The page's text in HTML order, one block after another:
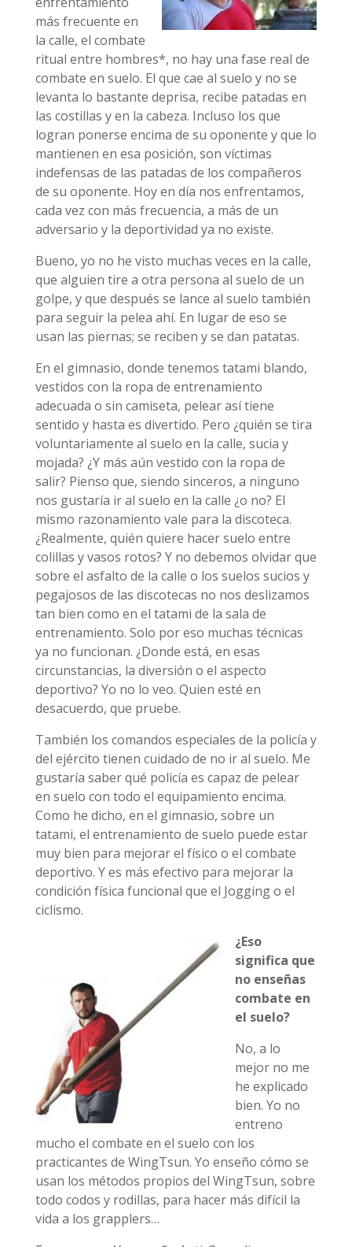
más frecuente en
la calle, el combate
ritual entre hombres*, no hay una fase real de
combate en suelo. El que cae al suelo y no se
levanta lo bastante deprisa, recibe patadas en
las costillas y en la cabeza. Incluso los que
logran ponerse encima de su oponente y que lo
mantienen en esa posición, son víctimas
indefensas de las patadas de los compañeros
de su oponente. Hoy en día nos enfrentamos,
cada vez con más frecuencia, a más de un
adversario y la deportividad ya no existe.
Bueno, yo no he visto muchas veces en la calle,
que alguien tire a otra persona al suelo de un
golpe, y que después se lance al suelo también
para seguir la pelea ahí. En lugar de eso se
usan las piernas; se reciben y se dan patatas.
En el gimnasio, donde tenemos tatami blando,
vestidos con la ropa de entrenamiento
adecuada o sin camiseta, pelear así tiene
sentido y hasta es divertido. Pero ¿quién se tira
voluntariamente al suelo en la calle, sucia y
mojada? ¿Y más aún vestido con la ropa de
salir? Pienso que, siendo sinceros, a ninguno
nos gustaría ir al suelo en la calle ¿o no? El
mismo razonamiento vale para la discoteca.
¿Realmente, quién quiere hacer suelo entre
colillas y vasos rotos? Y no debemos olvidar que
sobre el asfalto de la calle o los suelos sucios y
pegajosos de las discotecas no nos deslizamos
tan bien como en el tatami de la sala de
entrenamiento. Solo por eso muchas técnicas
ya no funcionan. ¿Donde está, en esas
circunstancias, la diversión o el aspecto
deportivo? Yo no lo veo. Quien esté en
desacuerdo, que pruebe.
También los comandos especiales de la policía y
del ejército tienen cuidado de no ir al suelo. Me
gustaría saber qué policía es capaz de pelear
en suelo con todo el equipamiento encima.
Como he dicho, en el gimnasio, sobre un
tatami, el entrenamiento de suelo puede estar
muy bien para mejorar el físico o el combate
deportivo. Y es más efectivo para mejorar la
condición física funcional que el Jogging o el
ciclismo.
¿Eso
significa que
no enseñas
combate en
el suelo?
No, a lo
mejor no me
he explicado
bien. Yo no
entreno
mucho el combate en el suelo con los
practicantes de WingTsun. Yo enseño cómo se
usan los métodos propios del WingTsun, sobre
todo codos y rodillas, para hacer más difícil la
vida a los grapplers…